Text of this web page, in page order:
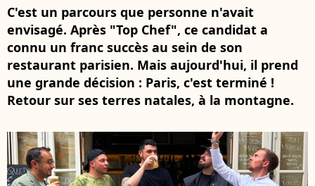
C'est un parcours que personne n'avait
envisagé. Après "Top Chef", ce candidat a
connu un franc succès au sein de son
restaurant parisien. Mais aujourd'hui, il prend
une grande décision : Paris, c'est terminé !
Retour sur ses terres natales, à la montagne.